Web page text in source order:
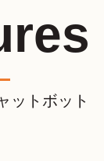
ットボット